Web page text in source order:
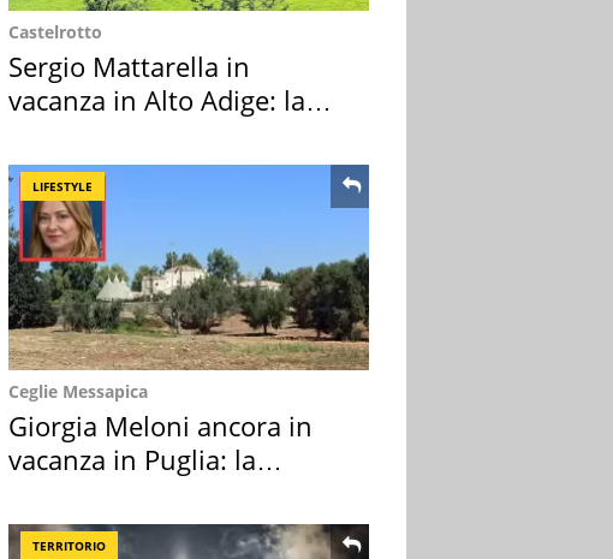
Castelrotto
Sergio Mattarella in
vacanza in Alto Adige: la
LIFESTYLE
Ceglie Messapica
Giorgia Meloni ancora in
vacanza in Puglia: la
TERRITORIO